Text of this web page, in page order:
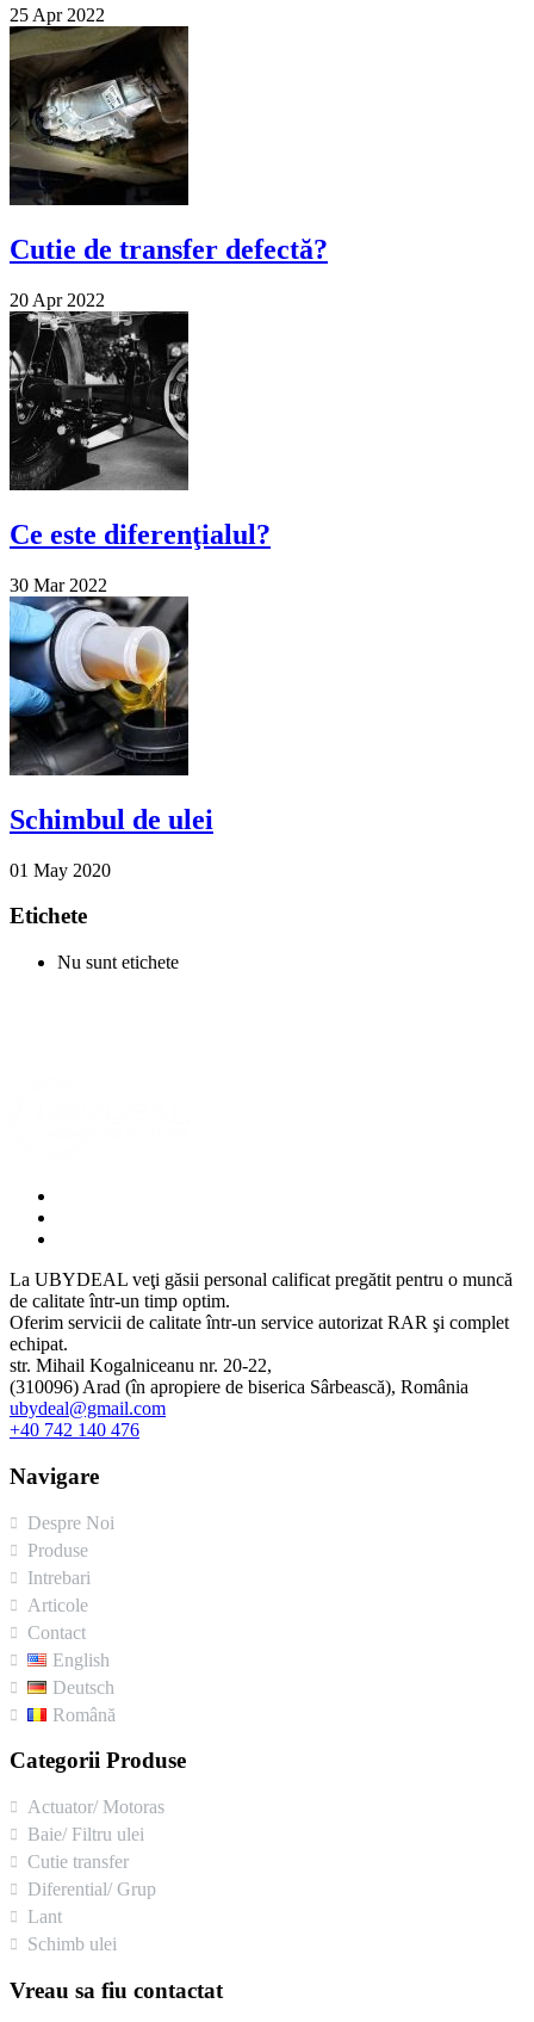
25 Apr 2022
Cutie de transfer defectă?
20 Apr 2022
Ce este diferenţialul?
30 Mar 2022
Schimbul de ulei
01 May 2020
Etichete
Nu sunt etichete
La UBYDEAL veţi găsii personal calificat pregătit pentru o muncă
de calitate într-un timp optim.
Oferim servicii de calitate într-un service autorizat RAR şi complet
echipat.
str. Mihail Kogalniceanu nr. 20-22,
(310096) Arad (în apropiere de biserica Sârbească), România
ubydeal@gmail.com
+40 742 140 476
Navigare
Despre Noi
Produse
Intrebari
Articole
Contact
English
Deutsch
Română
Categorii Produse
Actuator/ Motoras
Baie/ Filtru ulei
Cutie transfer
Diferential/ Grup
Lant
Schimb ulei
Vreau sa fiu contactat